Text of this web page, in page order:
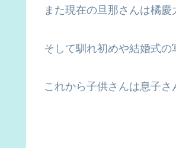
また現在の旦那さんは橘慶
そして馴れ初めや結婚式の
これから子供さんは息子さ